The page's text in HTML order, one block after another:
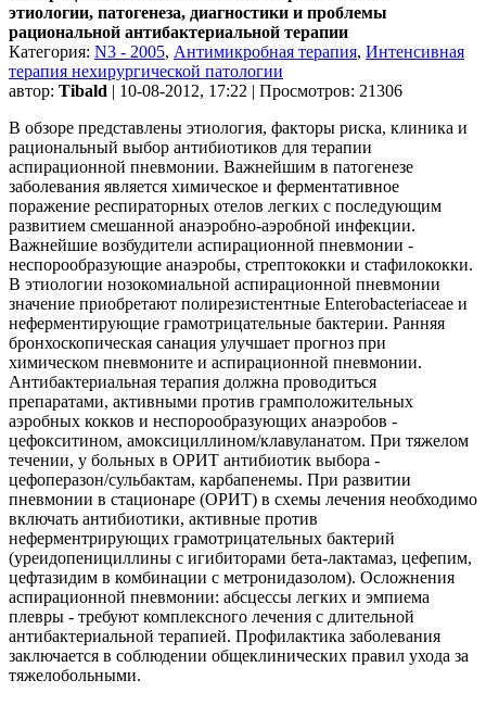
этиологии, патогенеза, диагностики и проблемы
рациональной антибактериальной терапии
Категория: N3 - 2005, Антимикробная терапия, Интенсивная
терапия нехирургической патологии
автор: Tibald | 10-08-2012, 17:22 | Просмотров: 21306
В обзоре представлены этиология, факторы риска, клиника и
рациональный выбор антибиотиков для терапии
аспирационной пневмонии. Важнейшим в патогенезе
заболевания является химическое и ферментативное
поражение респираторных отелов легких с последующим
развитием смешанной анаэробно-аэробной инфекции.
Важнейшие возбудители аспирационной пневмонии -
неспорообразующие анаэробы, стрептококки и стафилококки.
В этиологии нозокомиальной аспирационной пневмонии
значение приобретают полирезистентные Enterobacteriaceae и
неферментирующие грамотрицательные бактерии. Ранняя
бронхоскопическая санация улучшает прогноз при
химическом пневмоните и аспирационной пневмонии.
Антибактериальная терапия должна проводиться
препаратами, активными против грамположительных
аэробных кокков и неспорообразующих анаэробов -
цефокситином, амоксициллином/клавуланатом. При тяжелом
течении, у больных в ОРИТ антибиотик выбора -
цефоперазон/сульбактам, карбапенемы. При развитии
пневмонии в стационаре (ОРИТ) в схемы лечения необходимо
включать антибиотики, активные против
неферментрирующих грамотрицательных бактерий
(уреидопенициллины с игибиторами бета-лактамаз, цефепим,
цефтазидим в комбинации с метронидазолом). Осложнения
аспирационной пневмонии: абсцессы легких и эмпиема
плевры - требуют комплексного лечения с длительной
антибактериальной терапией. Профилактика заболевания
заключается в соблюдении общеклинических правил ухода за
тяжелобольными.